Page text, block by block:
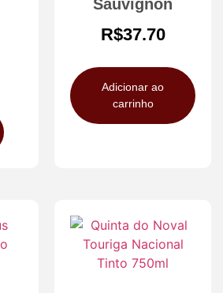
Sauvignon
R$37.70
Adicionar ao
carrinho